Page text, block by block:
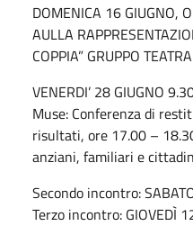
DOMENICA 16 GIUGNO,
AULLA
COPPIA” GRUPPO
VENERDI’ 28 GIUGNO
Muse: Conferenza di
risultati, ore 17.00 –
anziani, familiari e
Secondo incontro:
Terzo incontro: GIOVEDÌ